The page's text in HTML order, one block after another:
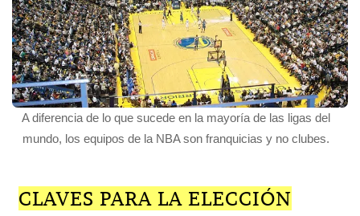
A diferencia de lo que sucede en la mayoría de las ligas del
mundo, los equipos de la NBA son franquicias y no clubes.
CLAVES PARA LA ELECCIÓN